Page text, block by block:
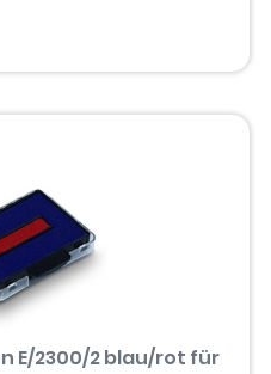
E/2300/2 blau/rot für